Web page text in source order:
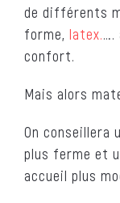
de différents
forme, latex.….
confort.
Mais alors
On conseillera
plus ferme et
accueil plus